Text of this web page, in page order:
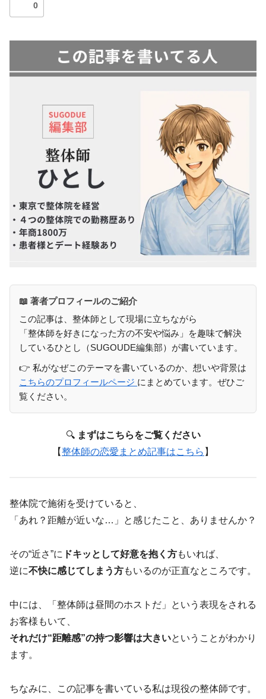
0
📖 著者プロフィールのご紹介
この記事は、整体師として現場に立ちながら
「整体師を好きになった方の不安や悩み」を趣味で解決
しているひとし（SUGOUDE編集部）が書いています。
👉 私がなぜこのテーマを書いているのか、想いや背景は
こちらのプロフィールページ にまとめています。ぜひご
覧ください。
🔍 まずはこちらをご覧ください
【整体師の恋愛まとめ記事はこちら 】
整体院で施術を受けていると、
「あれ？距離が近いな…」と感じたこと、ありませんか？
その“近さ”に ドキッとして好意を抱く方もいれば、
逆に不快に感じてしまう方もいるのが正直なところです。
中には、「整体師は昼間のホストだ」という表現をされる
お客様もいて、
それだけ“距離感”の持つ影響は大きいということがわかり
ます。
ちなみに、この記事を書いている私は現役の整体師です。